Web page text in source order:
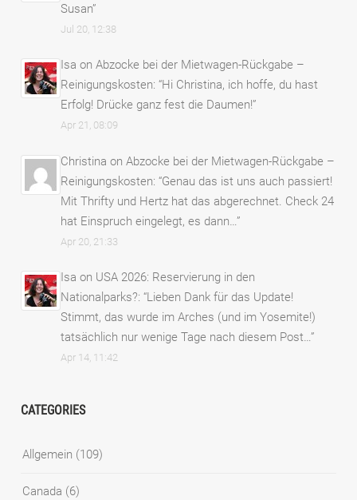
Susan”
Jul 20, 12:38
Isa onAbzocke bei der Mietwagen-Rückgabe –
Reinigungskosten: “Hi Christina, ich hoffe, du hast
Erfolg! Drücke ganz fest die Daumen!”
Apr 21, 08:09
Christina onAbzocke bei der Mietwagen-Rückgabe –
Reinigungskosten: “Genau das ist uns auch passiert!
Mit Thrifty und Hertz hat das abgerechnet. Check 24
hat Einspruch eingelegt, es dann…”
Apr 20, 21:33
Isa on USA 2026: Reservierung in den
Nationalparks?: “Lieben Dank für das Update!
Stimmt, das wurde im Arches (und im Yosemite!)
tatsächlich nur wenige Tage nach diesem Post…”
Apr 14, 11:42
CATEGORIES
Allgemein (109)
Canada (6)